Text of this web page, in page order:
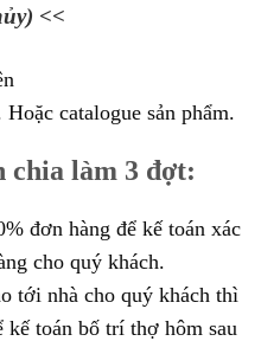
<<
Hoặc catalogue sản phẩm.
chia làm 3 đợt:
đơn hàng để kế toán xác
cho quý khách.
tới nhà cho quý khách thì
kế toán bố trí thợ hôm sau